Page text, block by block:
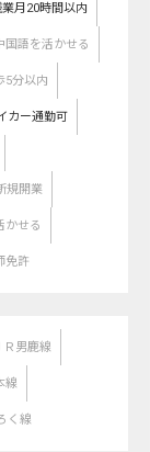
月20時間以内
国語を活かせる
5分以内
カー通勤可
規開業
かせる
免許
Ｒ男鹿線
線
く線